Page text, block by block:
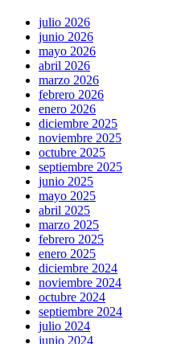
julio 2026
junio 2026
mayo 2026
abril 2026
marzo 2026
febrero 2026
enero 2026
diciembre 2025
noviembre 2025
octubre 2025
septiembre 2025
junio 2025
mayo 2025
abril 2025
marzo 2025
febrero 2025
enero 2025
diciembre 2024
noviembre 2024
octubre 2024
septiembre 2024
julio 2024
junio 2024